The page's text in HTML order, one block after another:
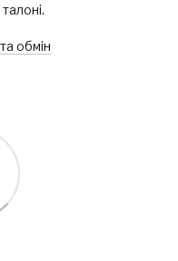
обмін